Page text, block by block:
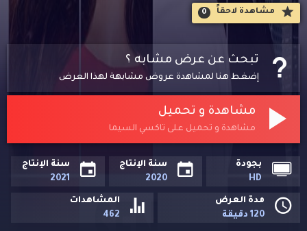
مشاهدة لاحقاََ 0
تبحث عن عرض مشابه ؟
إضغط هنا لمشاهدة عروض مشابهة لهذا العرض
مشاهدة و تحميل
مشاهدة و تحميل على تاكسي السيما
بجودة
HD
سنة الإنتاج
2020
سنة الإنتاج
2021
مدة العرض
120 دقيقة
المشاهدات
462